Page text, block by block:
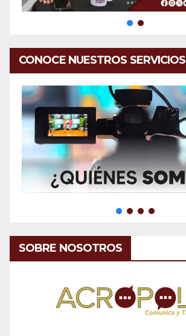
CONOCE NUESTROS SERVICIOS
SOBRE NOSOTROS